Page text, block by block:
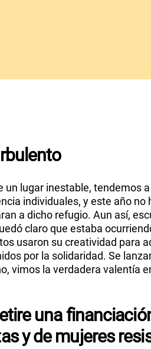
un lugar inestable, tendemos
individuales, y este año no
a dicho refugio. Aun así,
claro que estaba
usaron su creatividad para
por la solidaridad. Se
vimos la verdadera valentía
una
y de mujeres